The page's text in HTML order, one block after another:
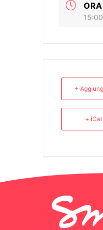
ORA
+
+